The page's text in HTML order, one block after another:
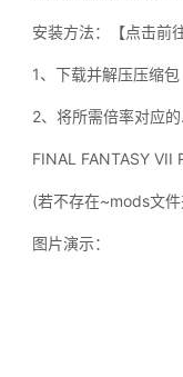
安装方法：【点击前往
1、下载并解压压缩包
2、将所需倍率对应的
FINAL FANTASY VII
(若不存在~mods文件
图片演示：